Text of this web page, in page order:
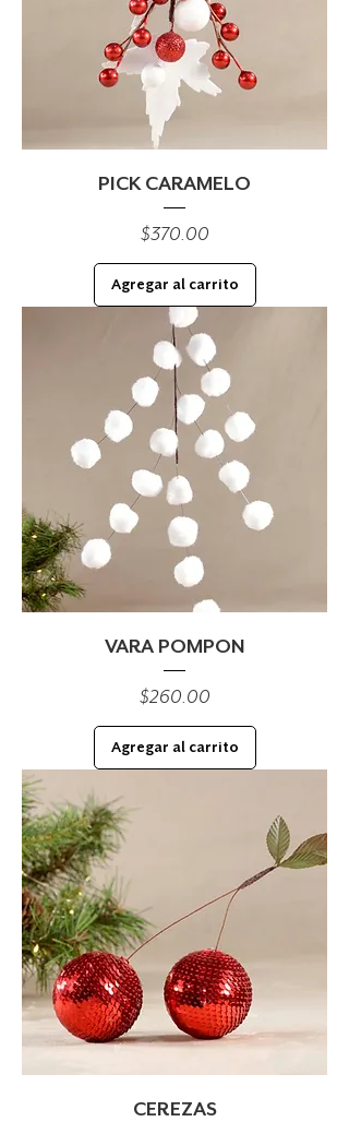
PICK CARAMELO
Precio
$370.00
Agregar al carrito
VARA POMPON
Precio
$260.00
Agregar al carrito
CEREZAS